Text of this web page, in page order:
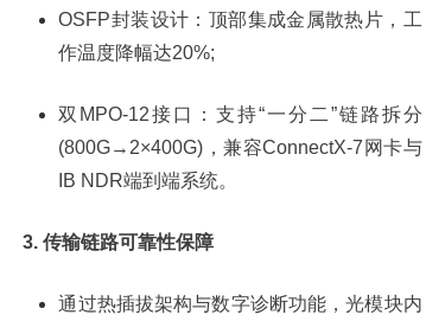
OSFP封装设计：顶部集成金属散热片，工
作温度降幅达20%;
双MPO-12接口：支持“一分二”链路拆分
(800G→2×400G)，兼容ConnectX-7网卡与
IB NDR端到端系统。
3. 传输链路可靠性保障
通过热插拔架构与数字诊断功能，光模块内